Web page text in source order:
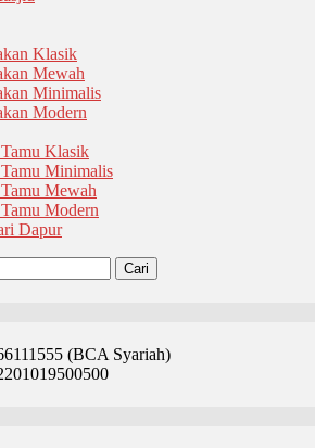
Klasik
Mewah
Minimalis
Modern
Klasik
Minimalis
Mewah
Modern
Dapur
(BCA Syariah)